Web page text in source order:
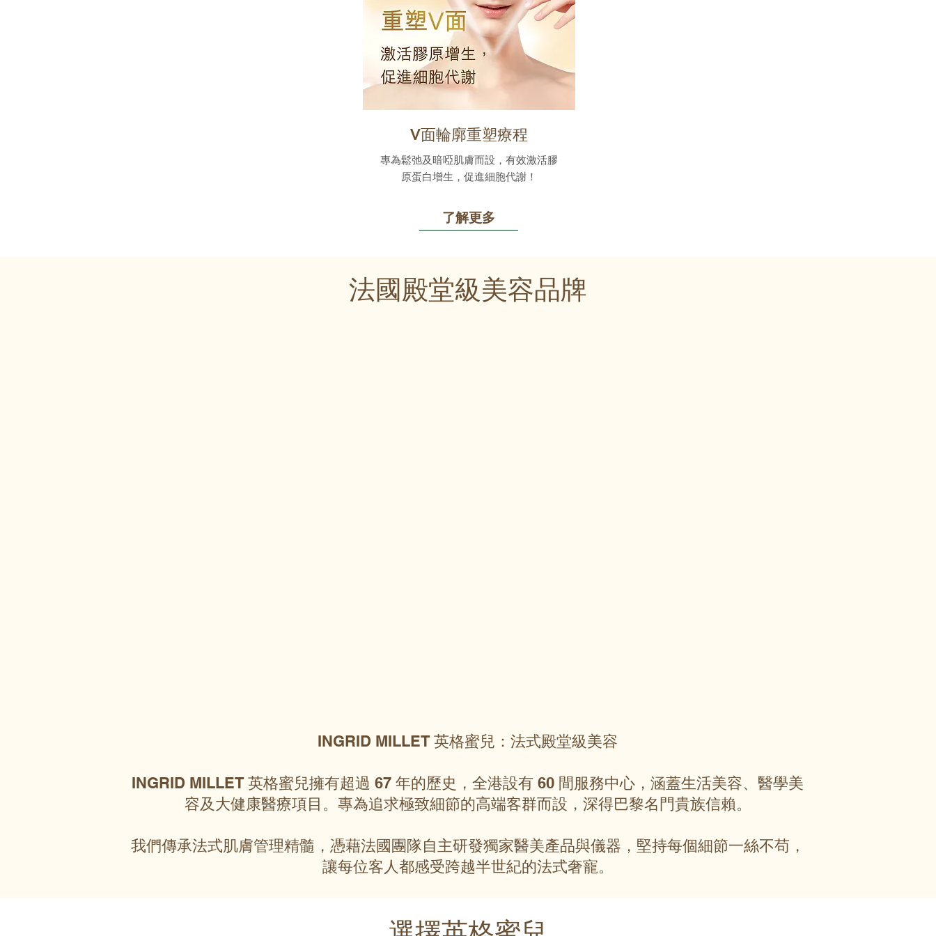
V面輪廓重塑療程
專為鬆弛及暗啞肌膚而設，有效激活膠
原蛋白增生，促進細胞代謝！
了解更多
法國殿堂級美容品牌
INGRID MILLET 英格蜜兒：法式殿堂級美容
INGRID MILLET 英格蜜兒擁有超過 67 年的歷史，全港設有 60 間服務中心，涵蓋生活美容、醫學美
容及大健康醫療項目。專為追求極致細節的高端客群而設，深得巴黎名門貴族信賴。
我們傳承法式肌膚管理精髓，憑藉法國團隊自主研發獨家醫美產品與儀器，堅持每個細節一絲不苟，
讓每位客人都感受跨越半世紀的法式奢寵。